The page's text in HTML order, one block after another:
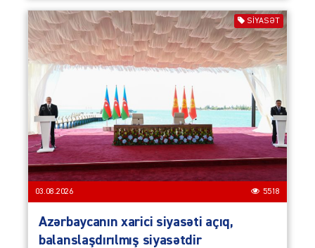
SIYASƏT
03.08.2026 5518
Azərbaycanın xarici siyasəti açıq,
balanslaşdırılmış siyasətdir